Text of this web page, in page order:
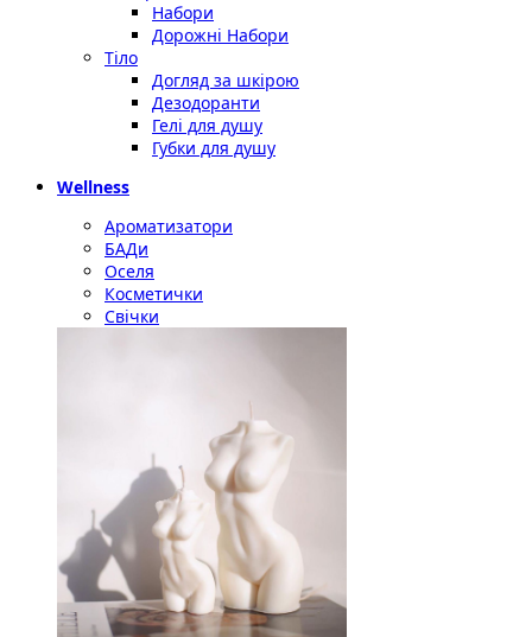
Набори
Дорожні Набори
Тіло
Догляд за шкірою
Дезодоранти
Гелі для душу
Губки для душу
Wellness
Ароматизатори
БАДи
Оселя
Косметички
Свічки